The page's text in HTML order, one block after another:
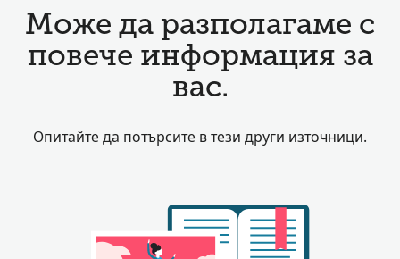
Може да разполагаме с
повече информация за
вас.
Опитайте да потърсите в тези други източници.